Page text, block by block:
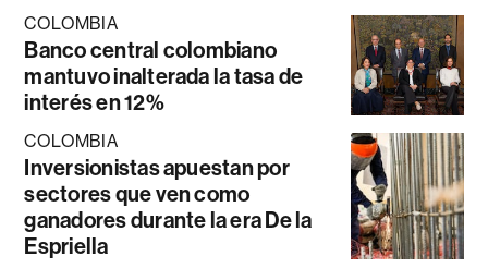
COLOMBIA
Banco central colombiano
mantuvo inalterada la tasa de
interés en 12%
COLOMBIA
Inversionistas apuestan por
sectores que ven como
ganadores durante la era De la
Espriella